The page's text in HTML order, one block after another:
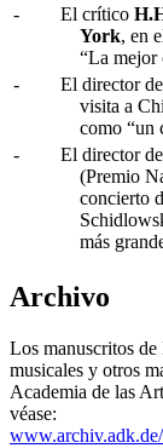
-
El crítico
York, en
“La mejor
-
El director
visita a
como “un
-
El director
(Premio
concierto
más
Archivo
Los manuscritos
musicales y otros
Academia de las
véase: